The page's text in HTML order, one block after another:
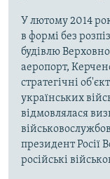
У лютому 2014
в формі без
будівлю
аеропорт,
стратегічні
українських
відмовлялася
президент Росії
російські